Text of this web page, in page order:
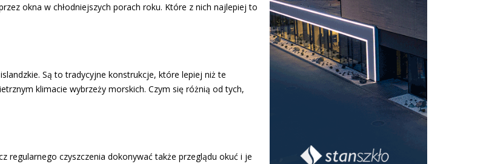
okna w chłodniejszych porach roku. Które z nich najlepiej to
Są to tradycyjne konstrukcje, które lepiej niż te
klimacie wybrzeży morskich. Czym się różnią od tych,
regularnego czyszczenia dokonywać także przeglądu okuć i je